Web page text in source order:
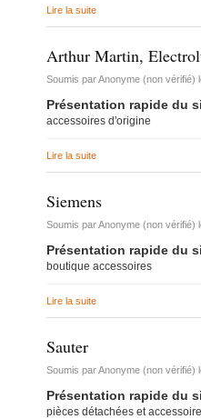
Lire la suite
Arthur Martin,
Soumis parAnonyme (non vérifié)
Présentation rapide du
accessoires d'origine
Lire la suite
Siemens
Soumis parAnonyme (non vérifié)
Présentation rapide du
boutique accessoires
Lire la suite
Sauter
Soumis parAnonyme (non vérifié)
Présentation rapide du
pièces détachées et